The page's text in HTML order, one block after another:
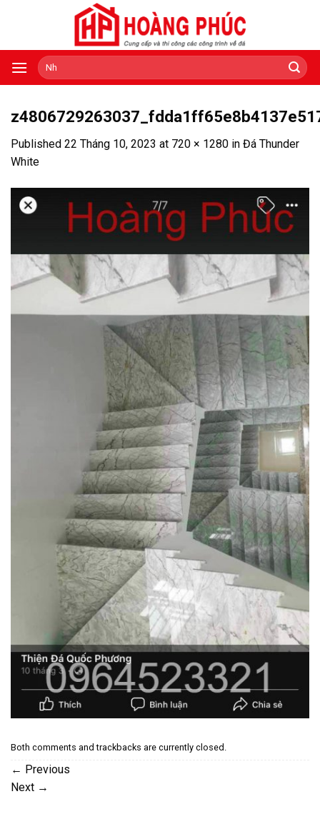
Tìm
kiếm:
Published 22 Tháng 10, 2023 at 720 × 1280 in Đá Thunder
White
Both comments and trackbacks are currently closed.
← Previous
Next →